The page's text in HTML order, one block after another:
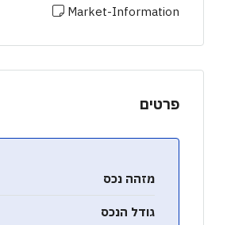
Market-Information
פרטים
מזהה נכס
גודל הנכס